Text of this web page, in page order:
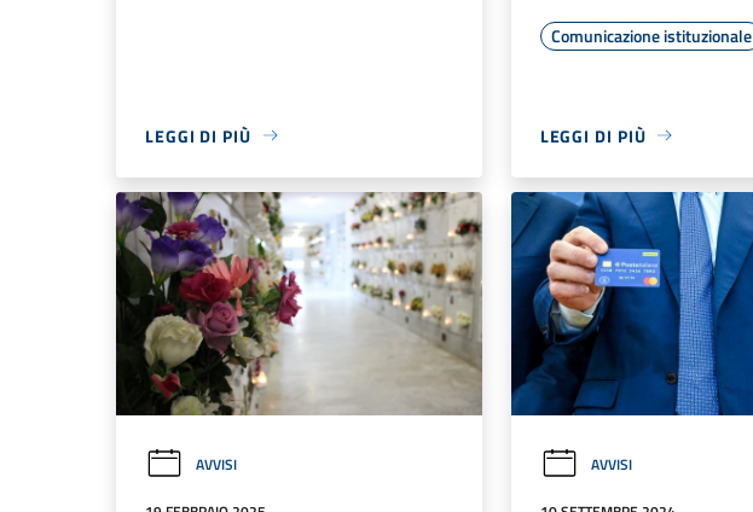
LEGGI DI PIÙ
Comunicazione istituzionale
LEGGI DI PIÙ
AVVISI AVVISI